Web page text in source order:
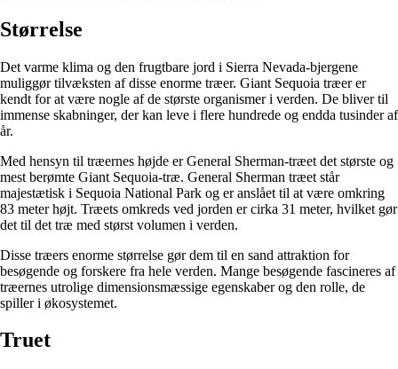
Størrelse
Det varme klima og den frugtbare jord i Sierra Nevada-bjergene
muliggør tilvæksten af disse enorme træer. Giant Sequoia træer er
kendt for at være nogle af de største organismer i verden. De bliver til
immense skabninger, der kan leve i flere hundrede og endda tusinder af
år.
Med hensyn til træernes højde er General Sherman-træet det største og
mest berømte Giant Sequoia-træ. General Sherman træet står
majestætisk i Sequoia National Park og er anslået til at være omkring
83 meter højt. Træets omkreds ved jorden er cirka 31 meter, hvilket gør
det til det træ med størst volumen i verden.
Disse træers enorme størrelse gør dem til en sand attraktion for
besøgende og forskere fra hele verden. Mange besøgende fascineres af
træernes utrolige dimensionsmæssige egenskaber og den rolle, de
spiller i økosystemet.
Truet